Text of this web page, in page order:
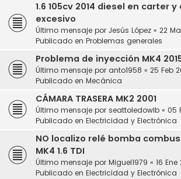
1.6 105cv 2014 diesel en carter
excesivo
Último mensaje por Jesús López « 22
Publicado en Problemas generales
Problema de inyección MK4
Último mensaje por anto1958 « 25 Feb
Publicado en Mecánica
CÁMARA TRASERA MK2 2001
Último mensaje por seattoledowlb « 05
Publicado en Electricidad y Electrónica
NO localizo relé bomba
MK4 1.6 TDI
Último mensaje por Miguel1979 « 16 Ene
Publicado en Electricidad y Electrónica